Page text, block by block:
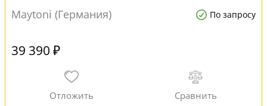
Maytoni (Германия)
По запросу
39 390 ₽